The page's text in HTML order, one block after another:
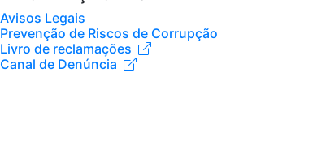
Avisos Legais
Prevenção de Riscos de Corrupção
Livro de reclamações
Canal de Denúncia